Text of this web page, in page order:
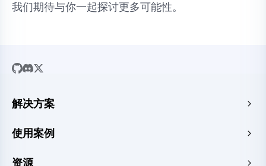
我们期待与你一起探讨更多可能性。
解决方案
SaaS
使用案例
免费 HTML 托管
资源